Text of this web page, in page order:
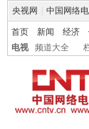
央视网 中国网络
首页 新闻 经济
电视
频道大全